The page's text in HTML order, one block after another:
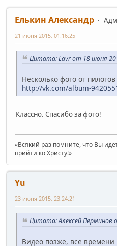
Елькин Александр
21 июня 2015, 01:16:25
Цитата: Lavr от 18 июня
Несколько фото от
http://vk.com/album-
Классно. Спасибо за фото!
«Всякий раз помните, что Вы
прийти ко Христу!»
Yu
23 июня 2015, 23:24:21
Цитата: Алексей Перминов
Видео позже, все времени